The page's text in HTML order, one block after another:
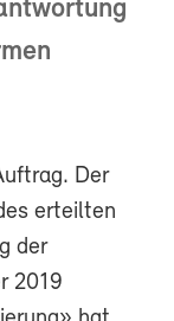
Der
erteilten
der
2019